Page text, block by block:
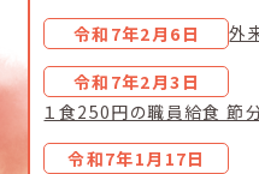
令和7年2月6日
外
令和7年2月3日
１食250円の職員給食 節
令和7年1月17日